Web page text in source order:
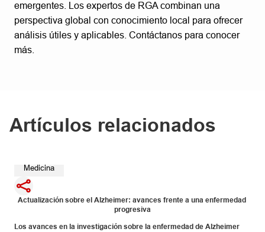
emergentes. Los expertos de RGA combinan una
perspectiva global con conocimiento local para ofrecer
análisis útiles y aplicables. Contáctanos para conocer
más.
Artículos relacionados
Medicina
Actualización sobre el Alzheimer: avances frente a una enfermedad
progresiva
Los avances en la investigación sobre la enfermedad de Alzheimer